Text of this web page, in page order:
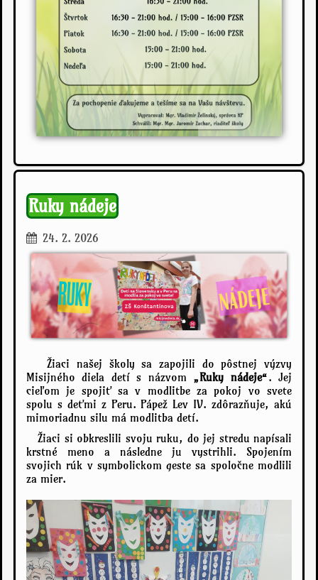
Ruky nádeje
24. 2. 2026
Žiaci našej školy sa zapojili do pôstnej výzvy
Misijného diela detí s názvom „Ruky nádeje“. Jej
cieľom je spojiť sa v modlitbe za pokoj vo svete
spolu s deťmi z Peru. Pápež Lev IV. zdôrazňuje, akú
mimoriadnu silu má modlitba detí.
Žiaci si obkreslili svoju ruku, do jej stredu napísali
krstné meno a následne ju vystrihli. Spojením
svojich rúk v symbolickom geste sa spoločne modlili
za mier.